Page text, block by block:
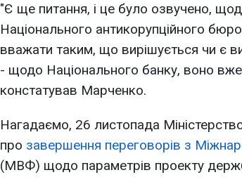
"Є ще питання, і це було озвучено,
Національного антикорупційного
вважати таким, що вирішується чи є
- щодо Національного банку, воно
констатував Марченко.
Нагадаємо, 26 листопада
про завершення переговорів з
(МВФ) щодо параметрів проекту